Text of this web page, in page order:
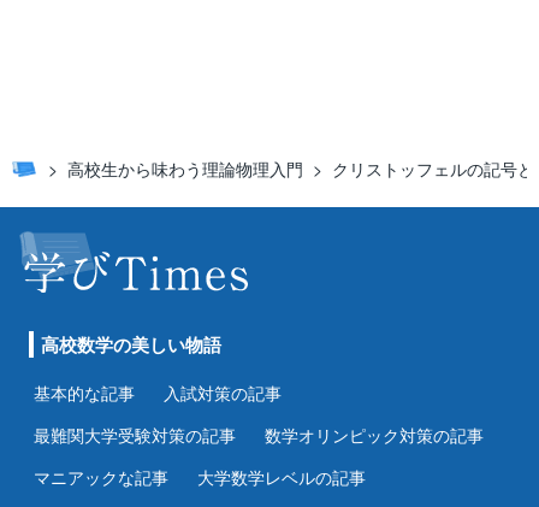
高校生から味わう理論物理入門 クリストッフェルの記号
高校数学の美しい物語
基本的な記事
入試対策の記事
最難関大学受験対策の記事
数学オリンピック対策の記事
マニアックな記事
大学数学レベルの記事